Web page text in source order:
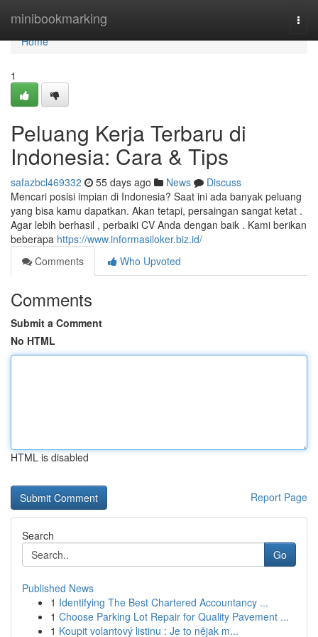
minibookmarking
Home
Home
1
Peluang Kerja Terbaru di
Indonesia: Cara & Tips
safazbcl469332 55 days ago News
Discuss
Mencari posisi impian di Indonesia? Saat ini ada banyak peluang
yang bisa kamu dapatkan. Akan tetapi, persaingan sangat ketat .
Agar lebih berhasil , perbaiki CV Anda dengan baik . Kami berikan
beberapa https://www.informasiloker.biz.id/
Comments
Who Upvoted
Comments
Submit a Comment
No HTML
HTML is disabled
Report Page
Search
Go
Published News
1 Identifying The Best Chartered Accountancy ...
1 Choose Parking Lot Repair for Quality Pavement ...
1 Koupit volantový listinu : Je to nějak m...